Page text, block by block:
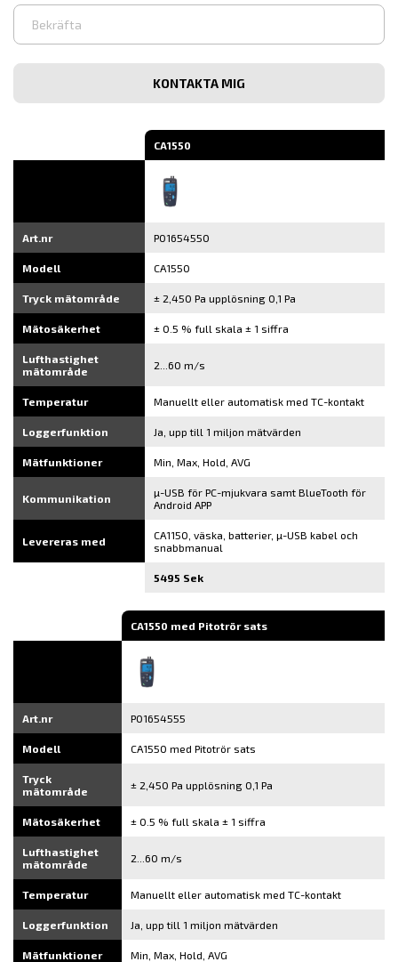
Ange
e-
Bekräfta
post
CA1550
Art.nr P01654550
Modell CA1550
Tryck mätområde ± 2,450 Pa upplösning 0,1 Pa
Mätosäkerhet ± 0.5 % full skala ± 1 siffra
Lufthastighet
mätområde
2...60 m/s
Temperatur Manuellt eller automatisk med TC-kontakt
Loggerfunktion Ja, upp till 1 miljon mätvärden
Mätfunktioner Min, Max, Hold, AVG
Kommunikation
µ-USB för PC-mjukvara samt BlueTooth för
Android APP
Levereras med
CA1150, väska, batterier, µ-USB kabel och
snabbmanual
5495 Sek
CA1550 med Pitotrör sats
Art.nr P01654555
Modell CA1550 med Pitotrör sats
Tryck
mätområde
± 2,450 Pa upplösning 0,1 Pa
Mätosäkerhet ± 0.5 % full skala ± 1 siffra
Lufthastighet
mätområde
2...60 m/s
Temperatur Manuellt eller automatisk med TC-kontakt
Loggerfunktion Ja, upp till 1 miljon mätvärden
Mätfunktioner Min, Max, Hold, AVG